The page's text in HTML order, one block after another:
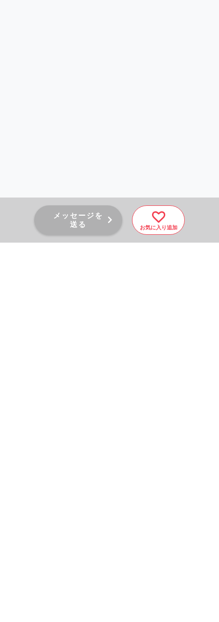
メッセージを
送る
お気に入り追加